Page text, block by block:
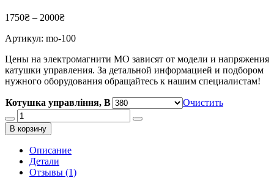
1750₴ – 2000₴
Артикул: mo-100
Цены на электромагнити МО зависят от модели и напряжения
катушки управления. За детальной информацией и подбором
нужного оборудования обращайтесь к нашим специалистам!
Котушка управління, В
Очистить
Количество
товара
Электромагнит
МО-100
(110,
220,
В корзину
Описание
Детали
Отзывы (1)